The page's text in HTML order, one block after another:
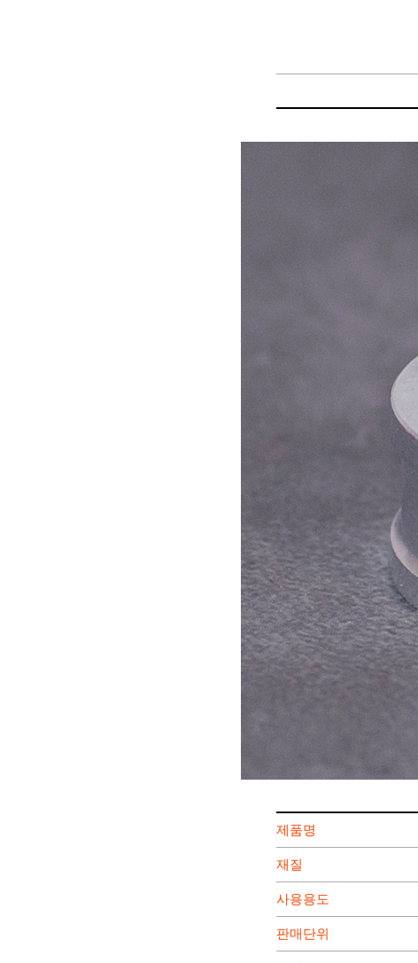
제품명
재질
사용용도
판매단위